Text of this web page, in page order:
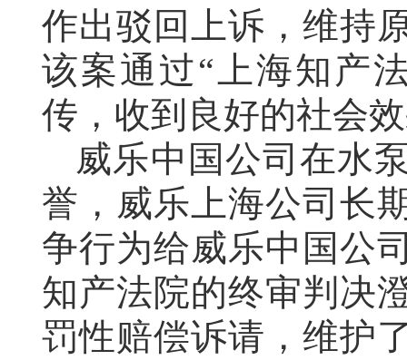
作出驳回上诉，维持
该案通过“上海知产
传，收到良好的社会
威乐中国公司在水
誉，威乐上海公司长
争行为给威乐中国公
知产法院的终审判决
罚性赔偿诉请，维护